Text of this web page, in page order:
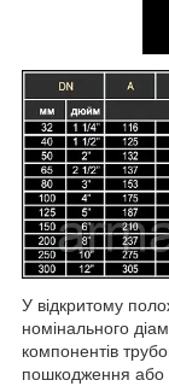
У відкритому
номінального
компонентів
пошкодження або